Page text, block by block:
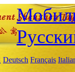
Deutsch Français